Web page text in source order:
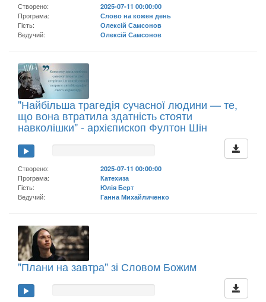
Створено:
2025-07-11 00:00:00
Програма:
Слово на кожен день
Гість:
Олексій Самсонов
Ведучий:
Олексій Самсонов
"Найбільша трагедія сучасної людини — те,
що вона втратила здатність стояти
навколішки" - архієпископ Фултон Шін
Створено:
2025-07-11 00:00:00
Програма:
Катехиза
Гість:
Юлія Берт
Ведучий:
Ганна Михайличенко
"Плани на завтра" зі Словом Божим